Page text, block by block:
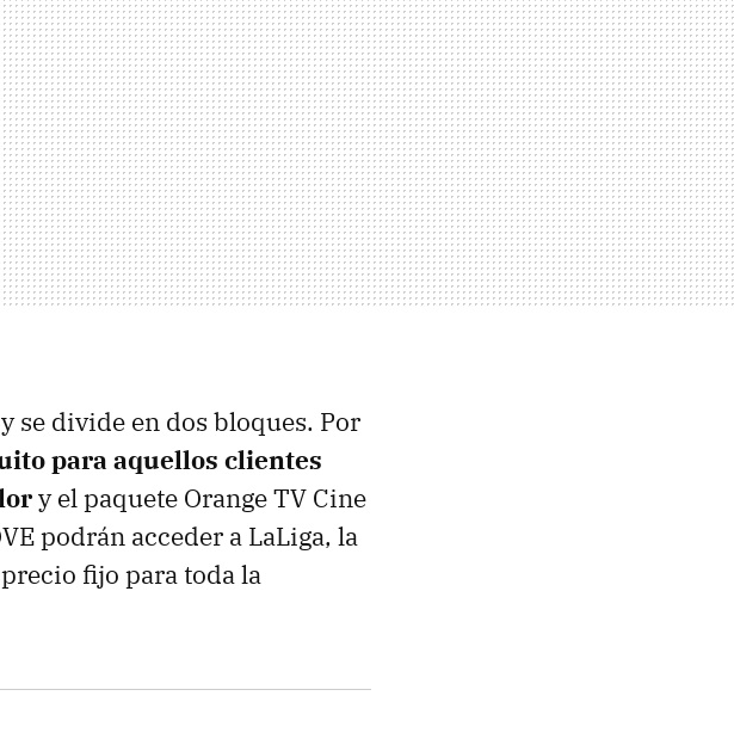
se divide en dos bloques. Por
para aquellos clientes
y el paquete Orange TV Cine
podrán acceder a LaLiga, la
fijo para toda la